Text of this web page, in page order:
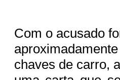
Com o acusado
chaves de carro,